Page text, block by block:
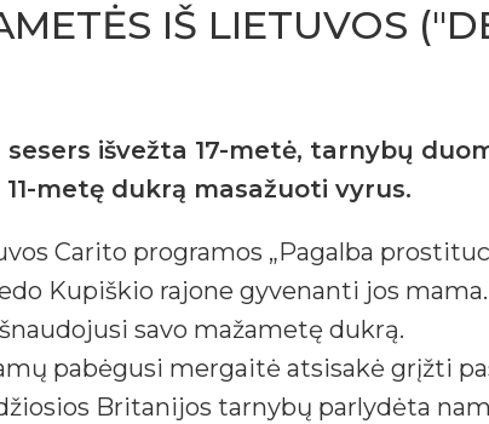
IŠ LIETUVOS
išvežta 17-metė, tarnybų
metę dukrą masažuoti vyrus.
Carito programos „Pagalba
Kupiškio rajone gyvenanti jos
savo mažametę dukrą.
pabėgusi mergaitė atsisakė grįžti
Britanijos tarnybų parlydėta